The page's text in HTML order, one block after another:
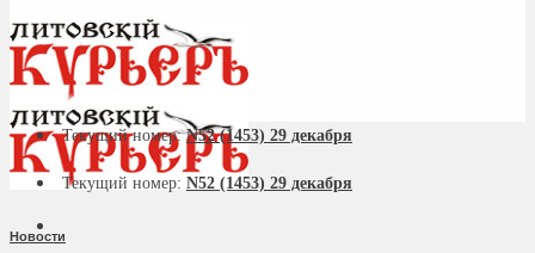
Текущий номер:N52 (1453) 29 декабря
Текущий номер: N52 (1453) 29 декабря
Новости